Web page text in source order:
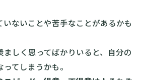
ないことや苦手なことがあるかも
しく思ってばかりいると、自分の
てしまうかも。